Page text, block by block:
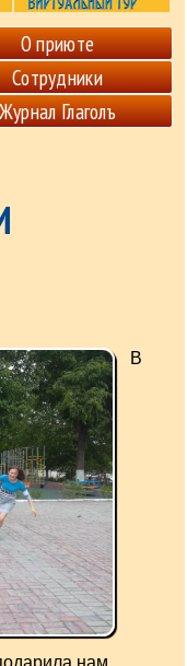
О приюте
Сотрудники
Глаголъ
В
нам